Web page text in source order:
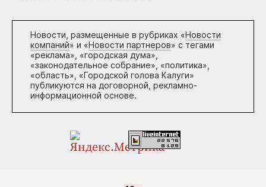
Новости, размещенные в рубриках «Новости
компаний» и «Новости партнеров» с тегами
«реклама», «городская дума»,
«законодательное собрание», «политика»,
«область», «Городской голова Калуги»
публикуются на договорной, рекламно-
информационной основе.